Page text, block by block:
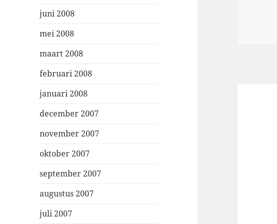
juni 2008
mei 2008
maart 2008
februari 2008
januari 2008
december 2007
november 2007
oktober 2007
september 2007
augustus 2007
juli 2007